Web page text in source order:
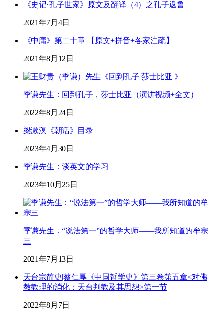
《史记·孔子世家》原文及翻译（4）之孔子返鲁
2021年7月4日
《中庸》第二十章 【原文+拼音+各家注疏】
2021年8月12日
季谦先生：回到孔子，莎士比亚（演讲视频+全文）
2022年8月24日
梁漱溟《朝话》目录
2023年4月30日
季谦先生：谈英文的学习
2023年10月25日
季谦先生：“说法第一”的哲学大师——我所知道的牟宗
三
2021年7月13日
天台宗简史|蔡仁厚《中国哲学史》第三卷第五章<对佛
教教理的消化：天台判教及其思想>第一节
2022年8月7日